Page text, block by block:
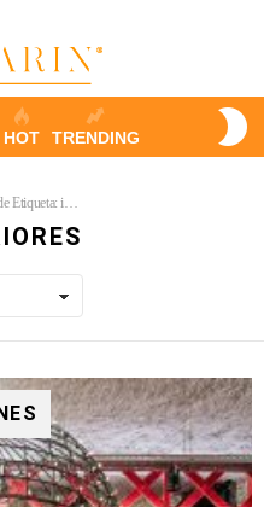
HOT TRENDING
interiores